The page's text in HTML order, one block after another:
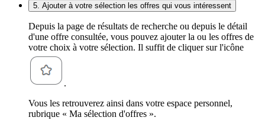
5. Ajouter à votre sélection les offres qui vous intéressent
Depuis la page de résultats de recherche ou depuis le détail
d'une offre consultée, vous pouvez ajouter la ou les offres de
votre choix à votre sélection. Il suffit de cliquer sur l'icône
.
Vous les retrouverez ainsi dans votre espace personnel,
rubrique « Ma sélection d'offres ».